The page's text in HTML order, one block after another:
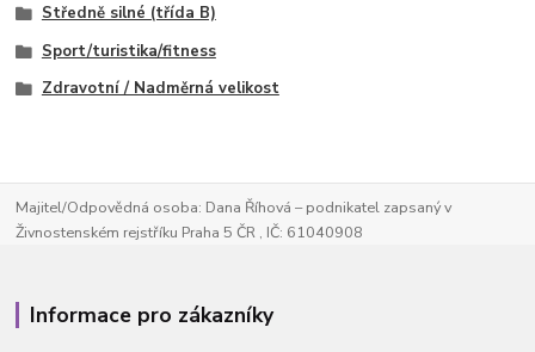
Středně silné (třída B)
Sport/turistika/fitness
Zdravotní / Nadměrná velikost
Majitel/Odpovědná osoba: Dana Říhová – podnikatel zapsaný v
Živnostenském rejstříku Praha 5 ČR , IČ: 61040908
Informace pro zákazníky